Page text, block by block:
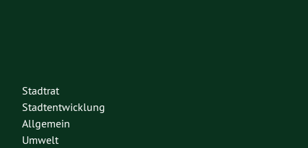
Stadtrat
Stadtentwicklung
Allgemein
Umwelt